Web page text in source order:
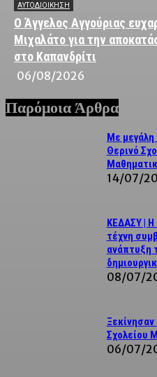
ΑΥΤΟΔΙΟΙΚΗΣΗ
Ο Άγγελος Αγγούριας
Μιχαλάτο για την
στο Καπανδρίτι
06/08/2026
Παρόμοια Άρθρα
Με
Θερινό
14/07/
ΚΕΔΑΣΥ |
τέχνη
ανάπτυξη
08/07/
Σχολείου
06/07/